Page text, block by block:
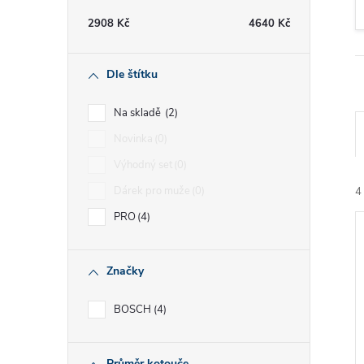
2908 Kč 4640 Kč
Dle štítku
Na skladě 2
PRO 4
Značky
BOSCH 4
a4